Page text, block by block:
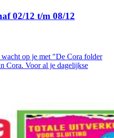
02/12 t/m 08/12
wacht op je met "De Cora folder
Cora. Voor al je dagelijkse